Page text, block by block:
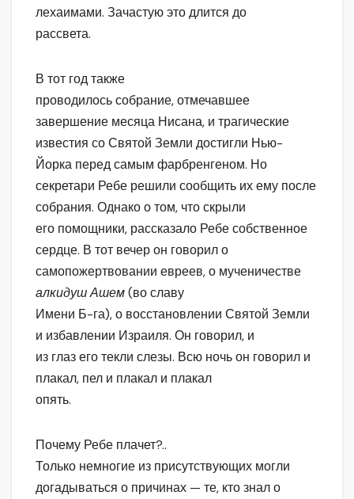
лехаимами. Зачастую это длится до
рассвета.
В тот год также
проводилось собрание, отмечавшее
завершение месяца Нисана, и трагические
известия со Святой Земли достигли Нью-
Йорка перед самым фарбренгеном. Но
секретари Ребе решили сообщить их ему после
собрания. Однако о том, что скрыли
его помощники, рассказало Ребе собственное
сердце. В тот вечер он говорил о
самопожертвовании евреев, о мученичестве
алкидуш Ашем(во славу
Имени Б-га), о восстановлении Святой Земли
и избавлении Израиля. Он говорил, и
из глаз его текли слезы. Всю ночь он говорил и
плакал, пел и плакал и плакал
опять.
Почему Ребе плачет?..
Только немногие из присутствующих могли
догадываться о причинах — те, кто знал о